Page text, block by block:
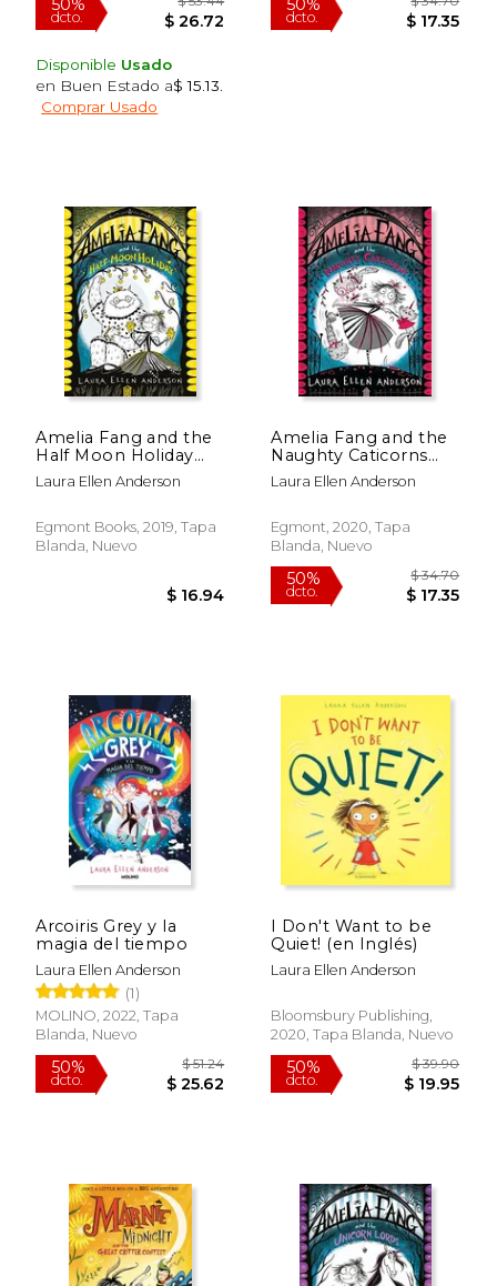
40%
dcto.
$ 39.57
$ 23.74
50%
dcto.
50%
dcto.
Disponible Usado
en Buen Estado a$ 15.13
Comprar Usado
50%
Amelia Fang and the
Half Moon Holiday
(The Amelia Fang
Series) (en Inglés)
Laura Ellen Anderson
Egmont Books, 2019, Tapa
Blanda, Nuevo
Amelia Fang and the
Naughty Caticorns
(The Amelia Fang
Series) (en Inglés)
Laura Ellen Anderson
Egmont, 2020, Tapa
Blanda, Nuevo
Arcoiris Grey y la
magia del tiempo
Laura Ellen Anderson
(1)
MOLINO, 2022, Tapa
Blanda, Nuevo
I Don't Want to be
Quiet! (en Inglés)
Laura Ellen Anderson
Bloomsbury Publishing,
2020, Tapa Blanda, Nuevo